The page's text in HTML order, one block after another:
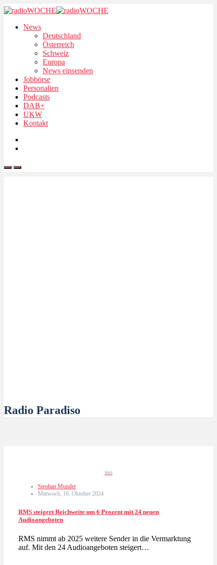
News
Deutschland
Österreich
Schweiz
Europa
News einsenden
Jobbörse
Personalien
Podcasts
DAB+
UKW
Kontakt
Radio Paradiso
RMS
Stephan Munder
Mittwoch, 16. Oktober 2024
RMS steigert Reichweite um 6 Prozent mit 24 neuen
Audioangeboten
RMS nimmt ab 2025 weitere Sender in die Vermarktung
auf. Mit den 24 Audioangeboten steigert…